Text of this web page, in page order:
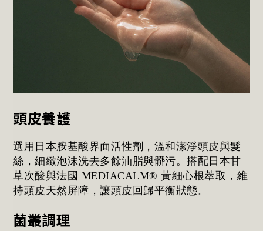
頭皮養護
選用日本胺基酸界面活性劑，溫和潔淨頭皮與髮
絲，細緻泡沫洗去多餘油脂與髒污。搭配日本甘
草次酸與法國 MEDIACALM® 黃細心根萃取，維
持頭皮天然屏障，讓頭皮回歸平衡狀態。
菌叢調理